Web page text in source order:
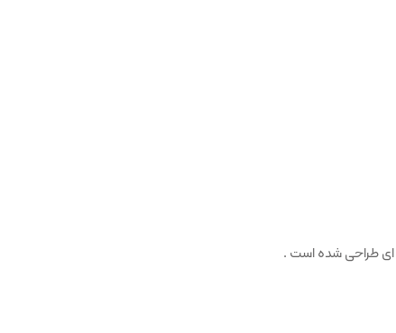
ای طراحی شده است .